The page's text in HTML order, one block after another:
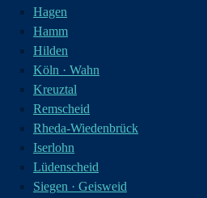
Hagen
Hamm
Hilden
Köln · Wahn
Kreuztal
Remscheid
Rheda-Wiedenbrück
Iserlohn
Lüdenscheid
Siegen · Geisweid